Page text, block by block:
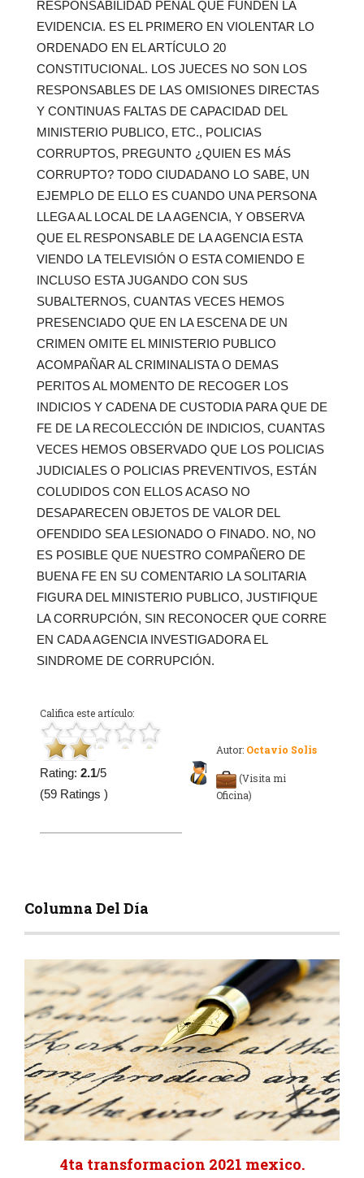
RESPONSABILIDAD PENAL QUE FUNDEN LA
EVIDENCIA. ES EL PRIMERO EN VIOLENTAR LO
ORDENADO EN EL ARTÍCULO 20
CONSTITUCIONAL. LOS JUECES NO SON LOS
RESPONSABLES DE LAS OMISIONES DIRECTAS
Y CONTINUAS FALTAS DE CAPACIDAD DEL
MINISTERIO PUBLICO, ETC., POLICIAS
CORRUPTOS, PREGUNTO ¿QUIEN ES MÁS
CORRUPTO? TODO CIUDADANO LO SABE, UN
EJEMPLO DE ELLO ES CUANDO UNA PERSONA
LLEGA AL LOCAL DE LA AGENCIA, Y OBSERVA
QUE EL RESPONSABLE DE LA AGENCIA ESTA
VIENDO LA TELEVISIÓN O ESTA COMIENDO E
INCLUSO ESTA JUGANDO CON SUS
SUBALTERNOS, CUANTAS VECES HEMOS
PRESENCIADO QUE EN LA ESCENA DE UN
CRIMEN OMITE EL MINISTERIO PUBLICO
ACOMPAÑAR AL CRIMINALISTA O DEMAS
PERITOS AL MOMENTO DE RECOGER LOS
INDICIOS Y CADENA DE CUSTODIA PARA QUE DE
FE DE LA RECOLECCIÓN DE INDICIOS, CUANTAS
VECES HEMOS OBSERVADO QUE LOS POLICIAS
JUDICIALES O POLICIAS PREVENTIVOS, ESTÁN
COLUDIDOS CON ELLOS ACASO NO
DESAPARECEN OBJETOS DE VALOR DEL
OFENDIDO SEA LESIONADO O FINADO. NO, NO
ES POSIBLE QUE NUESTRO COMPAÑERO DE
BUENA FE EN SU COMENTARIO LA SOLITARIA
FIGURA DEL MINISTERIO PUBLICO, JUSTIFIQUE
LA CORRUPCIÓN, SIN RECONOCER QUE CORRE
EN CADA AGENCIA INVESTIGADORA EL
SINDROME DE CORRUPCIÓN.
Califica este artículo:
Rating: 2.1/5
(59 Ratings )
Autor: Octavio Solis
(Visita mi
Oficina)
Columna Del Día
4ta transformacion 2021 mexico.